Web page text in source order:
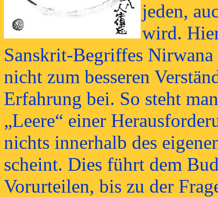
jeden,
wird.
Sanskrit-Begriffes
nicht zum besseren
Erfahrung bei. So steht
„Leere“ einer
nichts innerhalb des
scheint. Dies führt dem
Vorurteilen, bis zu der